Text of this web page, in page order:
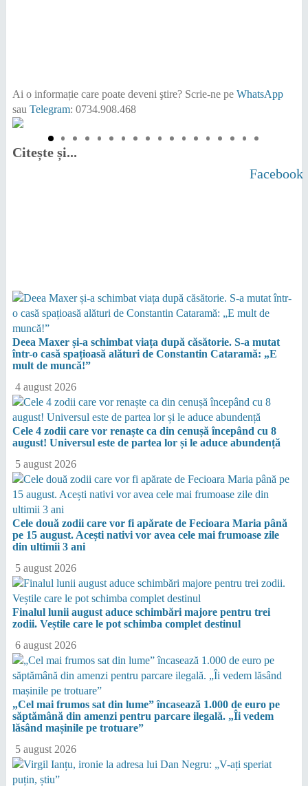
Ai o informație care poate deveni ştire? Scrie-ne pe WhatsApp
sau Telegram: 0734.908.468
Facebook
Citește și...
Deea Maxer și-a schimbat viața după căsătorie. S-a mutat
într-o casă spațioasă alături de Constantin Cataramă: „E
mult de muncă!”
4 august 2026
Cele 4 zodii care vor renaște ca din cenușă începând cu 8
august! Universul este de partea lor și le aduce abundență
5 august 2026
Cele două zodii care vor fi apărate de Fecioara Maria până
pe 15 august. Acești nativi vor avea cele mai frumoase zile
din ultimii 3 ani
5 august 2026
Finalul lunii august aduce schimbări majore pentru trei
zodii. Veștile care le pot schimba complet destinul
6 august 2026
„Cel mai frumos sat din lume” încasează 1.000 de euro pe
săptămână din amenzi pentru parcare ilegală. „Îi vedem
lăsând mașinile pe trotuare”
5 august 2026